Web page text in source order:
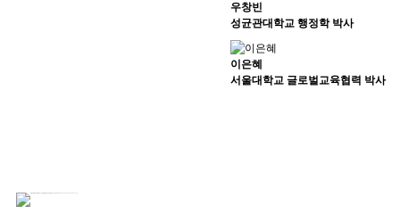
우창빈
성균관대학교 행정학 박사
이은혜
서울대학교 글로벌교육협력 박사